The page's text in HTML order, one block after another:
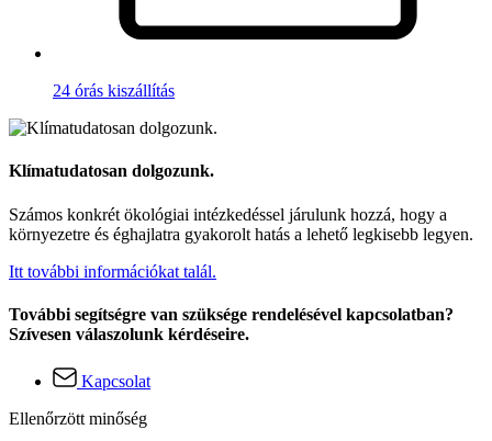
24 órás kiszállítás
Klímatudatosan dolgozunk.
Számos konkrét ökológiai intézkedéssel járulunk hozzá, hogy a
környezetre és éghajlatra gyakorolt hatás a lehető legkisebb legyen.
Itt további információkat talál.
További segítségre van szüksége rendelésével kapcsolatban?
Szívesen válaszolunk kérdéseire.
Kapcsolat
Ellenőrzött minőség